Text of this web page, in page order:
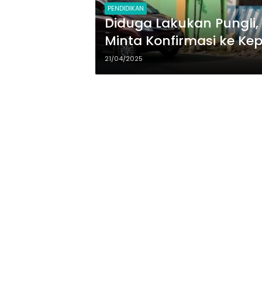
PENDIDIKAN
Diduga Lakukan Pungli,
Minta Konfirmasi ke
Pertanyakan
21/04/2025